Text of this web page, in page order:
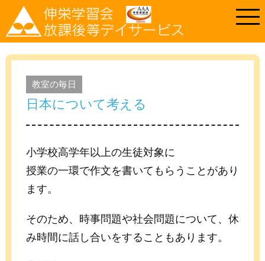
教室の毎日
日本について考える
小学校高学年以上の生徒対象に
授業の一環で作文を書いてもらうことがあり
ます。
そのため、時事問題や社会問題について、休
み時間に話し合いをすることもあります。